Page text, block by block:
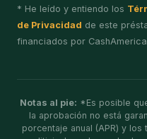
* He leído y entiendo los
de Privacidad de este
financiados por
Notas al pie: *Es posible
la aprobación no está
porcentaje anual (APR) y